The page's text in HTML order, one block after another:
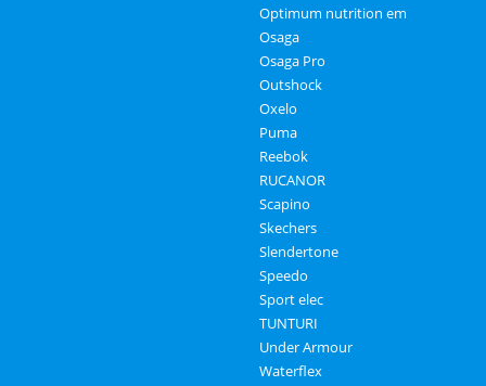
Optimum nutrition em
Osaga
Osaga Pro
Outshock
Oxelo
Puma
Reebok
RUCANOR
Scapino
Skechers
Slendertone
Speedo
Sport elec
TUNTURI
Under Armour
Waterflex